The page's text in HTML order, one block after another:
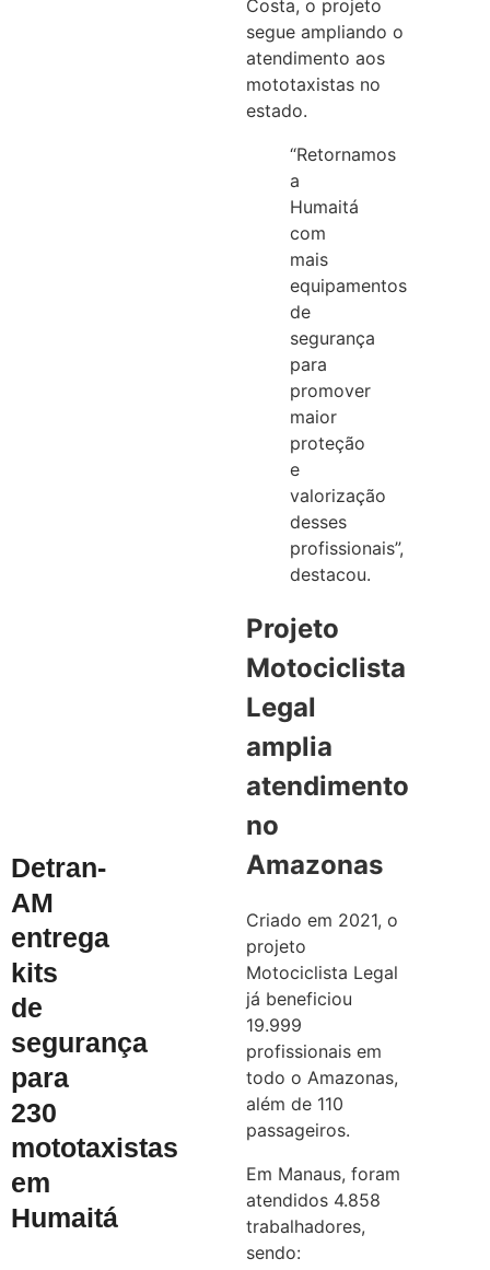
Detran-
AM
entrega
kits
de
segurança
para
230
mototaxistas
em
Humaitá
Costa, o projeto
segue ampliando o
atendimento aos
mototaxistas no
estado.
“Retornamos
a
Humaitá
com
mais
equipamentos
de
segurança
para
promover
maior
proteção
e
valorização
desses
profissionais”,
destacou.
Projeto
Motociclista
Legal
amplia
atendimento
no
Amazonas
Criado em 2021, o
projeto
Motociclista Legal
já beneficiou
19.999
profissionais em
todo o Amazonas,
além de 110
passageiros.
Em Manaus, foram
atendidos 4.858
trabalhadores,
sendo: